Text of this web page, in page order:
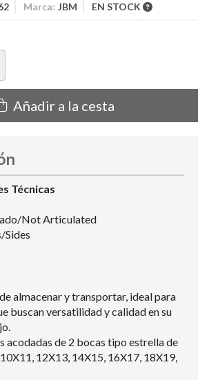
Marca: JBM EN STOCK
Añadir a la cesta
Técnicas
Not Articulated
Sides
almacenar y transportar, ideal para
buscan versatilidad y calidad en su
acodadas de 2 bocas tipo estrella de
12X13, 14X15, 16X17, 18X19,